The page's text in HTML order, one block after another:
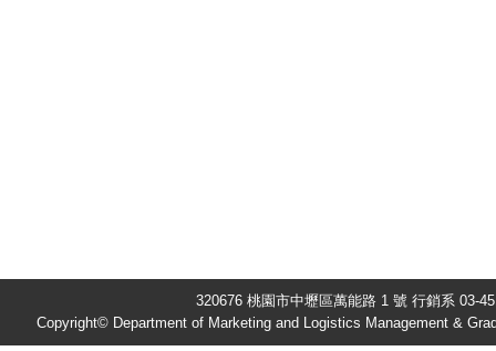
320676 桃園市中壢區萬能路 1 號 行銷系 03-
Copyright© Department of Marketing and Logistics Management &